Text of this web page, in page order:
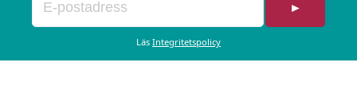
►
Läs Integritetspolicy